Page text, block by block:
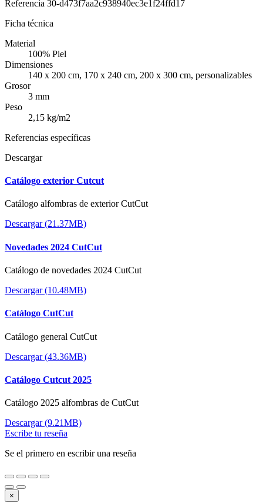
Referencia 30-d473f7aa2c938940ec3e1f24ffd17
Ficha técnica
Material
100% Piel
Dimensiones
140 x 200 cm, 170 x 240 cm, 200 x 300 cm, personalizables
Grosor
3 mm
Peso
2,15 kg/m2
Referencias específicas
Descargar
Catálogo exterior Cutcut
Catálogo alfombras de exterior CutCut
Descargar (21.37MB)
Novedades 2024 CutCut
Catálogo de novedades 2024 CutCut
Descargar (10.48MB)
Catálogo CutCut
Catálogo general CutCut
Descargar (43.36MB)
Catálogo Cutcut 2025
Catálogo 2025 alfombras de CutCut
Descargar (9.21MB)
Escribe tu reseña
Se el primero en escribir una reseña
×